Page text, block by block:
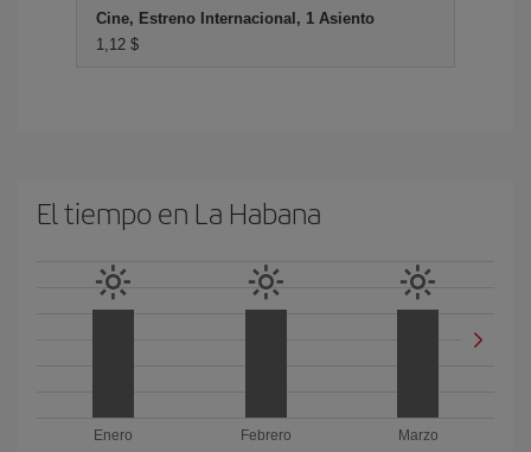
Cine, Estreno Internacional, 1 Asiento
1,12 $
El tiempo en La Habana
Enero Febrero Marzo